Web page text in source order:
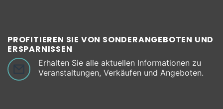
PROFITIEREN SIE VON SONDERANGEBOTEN UND
ERSPARNISSEN
Erhalten Sie alle aktuellen Informationen zu
Veranstaltungen, Verkäufen und Angeboten.